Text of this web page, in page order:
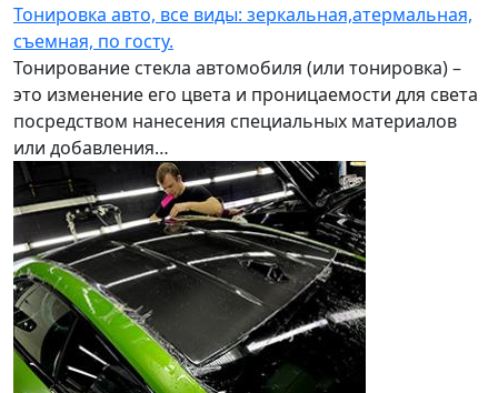
Тонировка авто, все виды: зеркальная,атермальная,
съемная, по госту.
Тонирование стекла автомобиля (или тонировка) –
это изменение его цвета и проницаемости для света
посредством нанесения специальных материалов
или добавления…